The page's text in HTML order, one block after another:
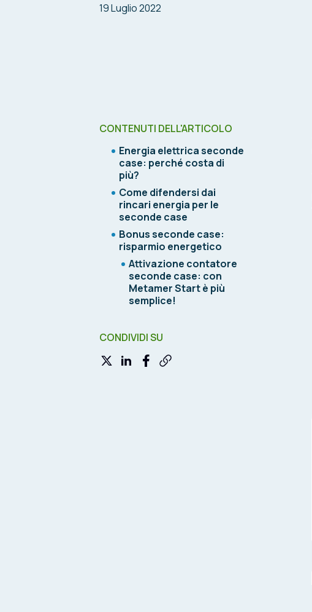
19 Luglio 2022
CONTENUTI DELL'ARTICOLO
Energia elettrica seconde
case: perché costa di
più?
Come difendersi dai
rincari energia per le
seconde case
Bonus seconde case:
risparmio energetico
Attivazione contatore
seconde case: con
Metamer Start è più
semplice!
CONDIVIDI SU